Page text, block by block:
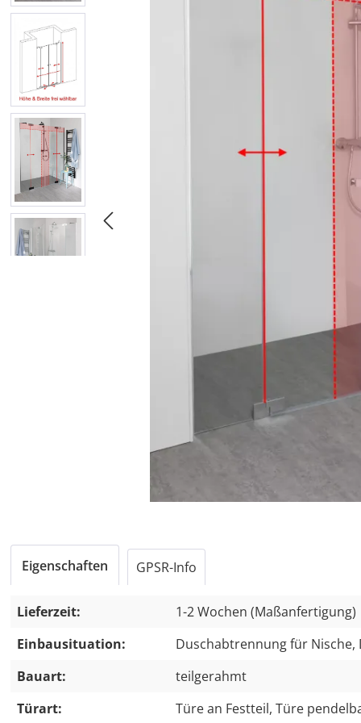
Eigenschaften GPSR-Info
Lieferzeit:
1-2 Wochen (Maßanfertigung)
Einbausituation:
Duschabtrennung für Nische,
Bauart:
teilgerahmt
Türart:
Türe an Festteil, Türe